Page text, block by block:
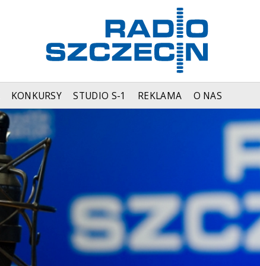
KONKURSY STUDIO S-1 REKLAMA O NAS